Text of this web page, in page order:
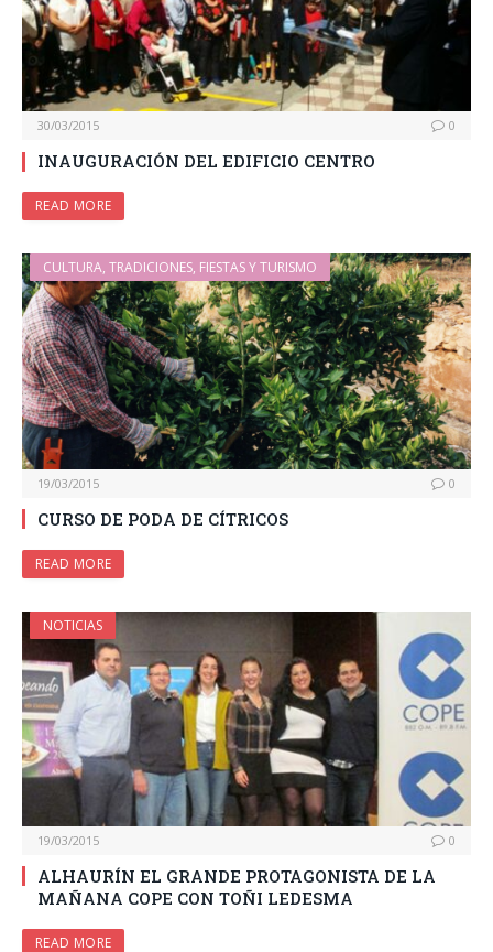
30/03/2015 0
INAUGURACIÓN DEL EDIFICIO CENTRO
READ MORE
CULTURA, TRADICIONES, FIESTAS Y TURISMO
19/03/2015 0
CURSO DE PODA DE CÍTRICOS
READ MORE
NOTICIAS
19/03/2015 0
ALHAURÍN EL GRANDE PROTAGONISTA DE LA
MAÑANA COPE CON TOÑI LEDESMA
READ MORE